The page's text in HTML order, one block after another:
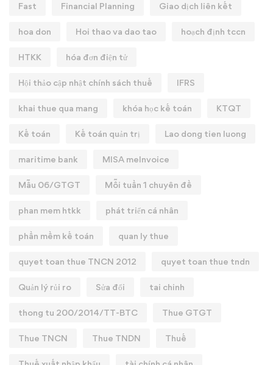
Fast Financial Planning Giao dịch liên kết
hoa don Hoi thao va dao tao hoạch định tccn
HTKK hóa đơn điện tử
Hội thảo cập nhật chính sách thuế IFRS
khai thue qua mang khóa học kế toán KTQT
Kế toán Kế toán quản trị Lao dong tien luong
maritime bank MISA meInvoice
Mẫu 06/GTGT Mỗi tuần 1 chuyên đề
phan mem htkk phát triển cá nhân
phần mềm kế toán quan ly thue
quyet toan thue TNCN 2012 quyet toan thue tndn
Quản lý rủi ro Sửa đổi tai chinh
thong tu 200/2014/TT-BTC Thue GTGT
Thue TNCN Thue TNDN Thuế